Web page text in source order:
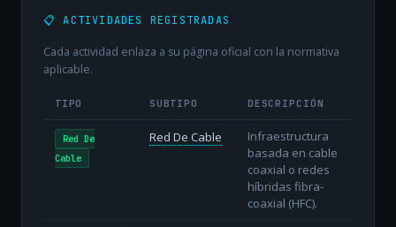
📋 ACTIVIDADES REGISTRADAS
Cada actividad enlaza a su página oficial con la normativa
aplicable.
TIPO SUBTIPO DESCRIPCIÓN
Red De
Cable
Red De Cable
Infraestructura
basada en cable
coaxial o redes
híbridas fibra-
coaxial (HFC).